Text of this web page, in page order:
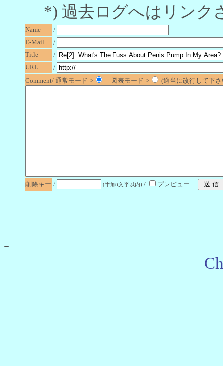
*) 過去ログへはリンク
Name
/
E-Mail
/
Title
/
URL
/
Comment/ 通常モード->
図表モード-> (適当に改行して下
削除キー / (半角8文字以内) / プレビュー
-